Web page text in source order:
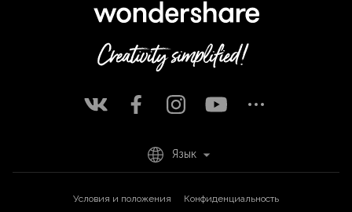
Условия и положения Конфиденциальность
Язык